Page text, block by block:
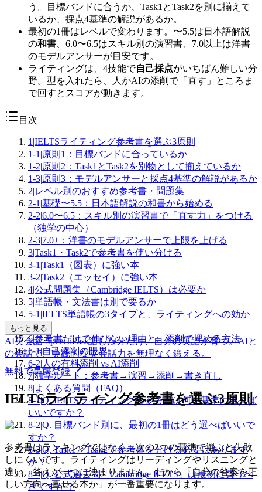
う。目標バンドに合うか、Task1とTask2を別に揃えて
いるか、採点4基準の解説があるか。
最初の1冊はレベルで変わります。〜5.5は日本語解説
の和書 、6.0〜6.5はスキル別の演習書、7.0以上は洋書
のモデルアンサーが目安です。
ライティングは、4技能で自己採点がいちばん難しい分
野。型を入れたら、人かAIの添削で「直す」ところま
で回すとスコアが動きます。
目次
1 |IELTSライティング参考書を選ぶ3原則
1-1 |原則1：目標バンドに合っているか
1-2|原則2：Task1とTask2を別物として揃えているか
1-3|原則3：モデルアンサーと採点4基準の解説があるか
2|レベル別のおすすめ参考書・問題集
2-1 |基礎〜5.5：日本語解説の和書から始める
2-2|6.0〜6.5：スキル別の演習書で「直す力」をつける
（独学の中心）
2-3|7.0+：洋書のモデルアンサーで上限を上げる
3|Task1・Task2で参考書を使い分ける
3-1 |Task1（図表）に強い本
3-2|Task2（エッセイ）に強い本
4|公式問題集（Cambridge IELTS）は必要か
5|単語帳・文法書は別で要るか
5-1 |IELTS単語帳の3タイプと、ライティングへの効か
せ方
6|参考書だけで伸びない理由と、添削で埋める方法
6-1|自己添削の限界
6-2| 人の有料添削 vs AI添削
7|独学ルート：参考書→演習→添削→書き直し
8|よくある質問（FAQ）
8-1|Q. IELTSライティングの参考書は何を基準に選べば
いいですか？
8-2|Q. 目標バンド別に、最初の1冊はどう選べばいいで
すか？
8-3|Q. Task1とTask2で参考書を分ける必要はあります
か？
8-4|Q. 公式過去問「Cambridge IELTS」は最初に買うべ
きですか？
もっと見る
AI英会話 SpeechPass話した分だけ、自分の英語が育つ。AIと
の会話で、実践的な英会話力を無理なく鍛える。
無料で事前登録
IELTSライティング参考書を選ぶ3原則
参考書はランキングではなく、次の3つの基準で選ぶと失敗
しにくいです。ライティングはリーディングやリスニングと
違い、答えが一つに決まりません。だから「自分の答案を正
しい方向へ直せる本か」が一番重要になります。